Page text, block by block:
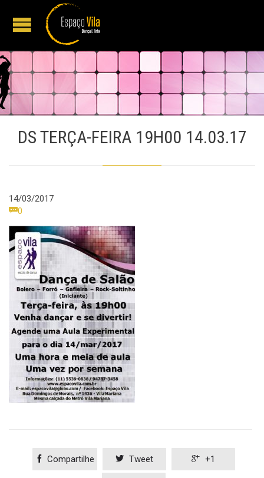
DS TERÇA-FEIRA 19H00 14.03.17
14/03/2017
0
 Compartilhe  Tweet  +1